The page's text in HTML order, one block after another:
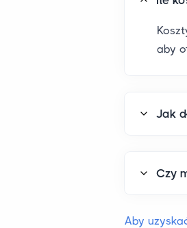
aby
Jak
Czy
Aby